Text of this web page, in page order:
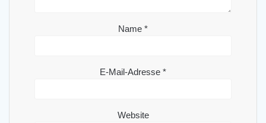
Name *
E-Mail-Adresse *
Website